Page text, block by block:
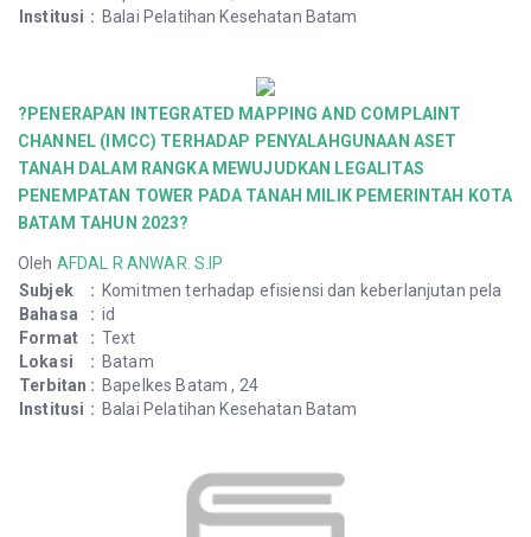
Institusi : Balai Pelatihan Kesehatan Batam
?PENERAPAN INTEGRATED MAPPING AND COMPLAINT
CHANNEL (IMCC) TERHADAP PENYALAHGUNAAN ASET
TANAH DALAM RANGKA MEWUJUDKAN LEGALITAS
PENEMPATAN TOWER PADA TANAH MILIK PEMERINTAH KOTA
BATAM TAHUN 2023?
Oleh AFDAL R ANWAR. S.IP
Subjek
: Komitmen terhadap efisiensi dan keberlanjutan pela
Bahasa
: id
Format
: Text
Lokasi
: Batam
Terbitan : Bapelkes Batam , 24
Institusi : Balai Pelatihan Kesehatan Batam